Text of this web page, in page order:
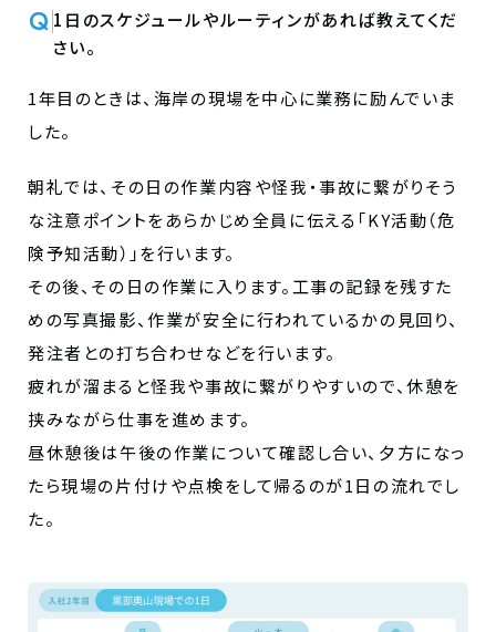
Q 1日のスケジュールやルーティンがあれば教えてくだ
さい。
1年目のときは、海岸の現場を中心に業務に励んでいま
した。
朝礼では、その日の作業内容や怪我・事故に繋がりそう
な注意ポイントをあらかじめ全員に伝える「KY活動（危
険予知活動）」を行います。
その後、その日の作業に入ります。工事の記録を残すた
めの写真撮影、作業が安全に行われているかの見回り、
発注者との打ち合わせなどを行います。
疲れが溜まると怪我や事故に繋がりやすいので、休憩を
挟みながら仕事を進めます。
昼休憩後は午後の作業について確認し合い、夕方になっ
たら現場の片付けや点検をして帰るのが1日の流れでし
た。